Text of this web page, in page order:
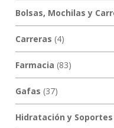
Bolsas, Mochilas y
Carreras (4)
Farmacia (83)
Gafas (37)
Hidratación y Soportes